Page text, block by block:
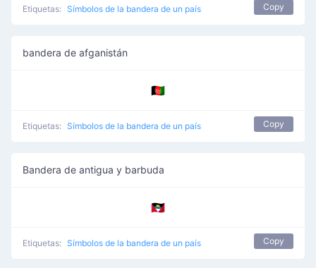
Etiquetas: Símbolos de la bandera de un país Copy
bandera de afganistán
🇦🇫
Etiquetas: Símbolos de la bandera de un país Copy
Bandera de antigua y barbuda
🇦🇬
Etiquetas: Símbolos de la bandera de un país Copy